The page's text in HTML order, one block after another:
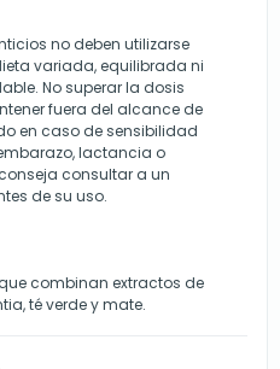
no deben utilizarse
variada, equilibrada ni
No superar la dosis
fuera del alcance de
en caso de sensibilidad
lactancia o
consultar a un
de su uso.
combinan extractos de
té verde y mate.